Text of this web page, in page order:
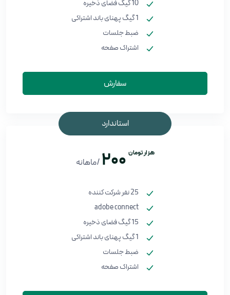
10 گیگ فضای ذخیره
1 گیگ پهنای باند اشتراکی
ضبط جلسات
اشتراک صفحه
سفارش
استاندارد
هزار تومان 200 /ماهانه
25 نفر شرکت کننده
adobe connect
15 گیگ فضای ذخیره
1 گیگ پهنای باند اشتراکی
ضبط جلسات
اشتراک صفحه